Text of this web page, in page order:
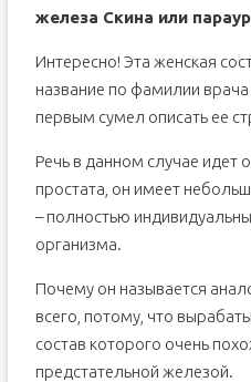
железа Скина или
Интересно! Эта женская
название по фамилии
первым сумел описать ее
Речь в данном случае идет
простата, он имеет
– полностью
организма.
Почему он называется
всего, потому, что
состав которого очень
предстательной железой.